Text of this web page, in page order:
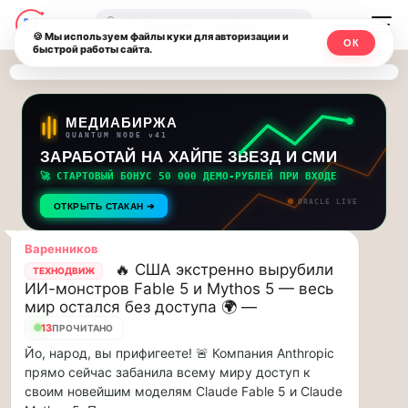
Последние
новости
и
обновления
потока:
Друзья,
приглашаем
на
музыкальную
прогулку
по
Москве
Чайковского!…
приглашаем
на
музыкальную
Москвичи.net
—
Главный
столичный
чат-
мессенджер,
новости
и
инсайды
Москвы
🔍
МЕДИАБИРЖА
QUANTUM NODE v41
ЗАРАБОТАЙ НА ХАЙПЕ ЗВЕЗД И СМИ
🚀 СТАРТОВЫЙ БОНУС 50 000 ДЕМО-РУБЛЕЙ ПРИ ВХОДЕ
ОТКРЫТЬ СТАКАН ➔ ORACLE LIVE
Варенников
ТЕХНОДВИЖ
🔥 США экстренно вырубили
ИИ-монстров Fable 5 и Mythos 5 — весь
мир остался без доступа 🌍 —
13ПРОЧИТАНО
Йо, народ, вы прифигеете! 🚨 Компания Anthropic
прямо сейчас забанила всему миру доступ к
своим новейшим моделям Claude Fable 5 и Claude
🍪 Мы используем файлы куки для авторизации и
быстрой работы сайта.
ОК